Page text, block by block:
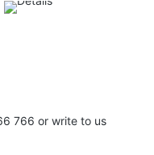
766 or write to us